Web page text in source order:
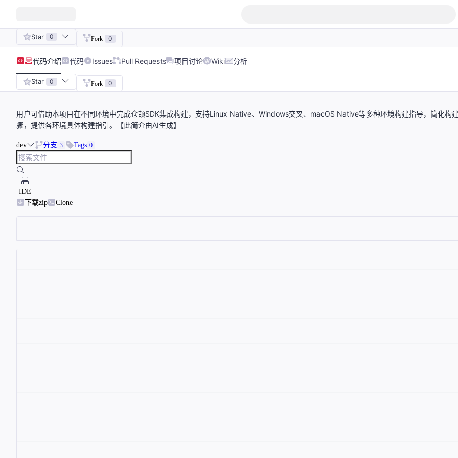
Star 0 Fork 0
代码介绍 代码 Issues Pull Requests 项目讨论 Wiki 分析
Star 0 Fork 0
用户可借助本项目在不同环境中完成仓颉SDK集成构建，支持Linux Native、Windows交叉、macOS Native等多种环境构建指导，简化构
骤，提供各环境具体构建指引。【此简介由AI生成】
dev 分支 3 Tags 0
IDE
下载zip
Clone